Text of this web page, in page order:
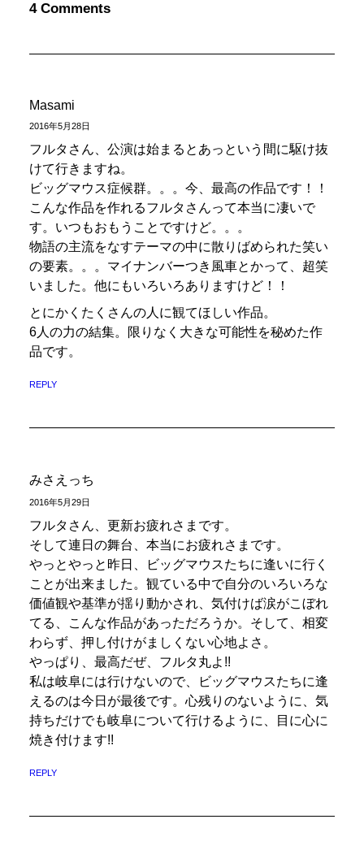
4 Comments
Masami
2016年5月28日
フルタさん、公演は始まるとあっという間に駆け抜
けて行きますね。
ビッグマウス症候群。。。今、最高の作品です！！
こんな作品を作れるフルタさんって本当に凄いで
す。いつもおもうことですけど。。。
物語の主流をなすテーマの中に散りばめられた笑い
の要素。。。マイナンバーつき風車とかって、超笑
いました。他にもいろいろありますけど！！
とにかくたくさんの人に観てほしい作品。
6人の力の結集。限りなく大きな可能性を秘めた作
品です。
REPLY
みさえっち
2016年5月29日
フルタさん、更新お疲れさまです。
そして連日の舞台、本当にお疲れさまです。
やっとやっと昨日、ビッグマウスたちに逢いに行く
ことが出来ました。観ている中で自分のいろいろな
価値観や基準が揺り動かされ、気付けば涙がこぼれ
てる、こんな作品があっただろうか。そして、相変
わらず、押し付けがましくない心地よさ。
やっぱり、最高だぜ、フルタ丸よ!!
私は岐阜には行けないので、ビッグマウスたちに逢
えるのは今日が最後です。心残りのないように、気
持ちだけでも岐阜について行けるように、目に心に
焼き付けます!!
REPLY